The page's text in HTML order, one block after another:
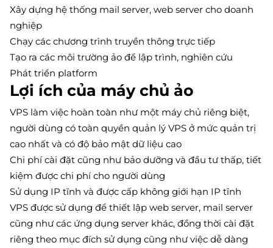
Xây dựng hệ thống mail server, web server cho doanh
nghiệp
Chạy các chương trình truyền thông trực tiếp
Tạo ra các môi trường ảo để lập trình, nghiên cứu
Phát triển platform
Lợi ích của máy chủ ảo
VPS làm việc hoàn toàn như một máy chủ riêng biệt,
người dùng có toàn quyền quản lý VPS ở mức quản trị
cao nhất và có độ bảo mật dữ liệu cao
Chi phí cài đặt cũng như bảo dưỡng và đầu tư thấp, tiết
kiệm được chi phí cho người dùng
Sử dụng IP tĩnh và được cấp không giới hạn IP tĩnh
VPS được sử dụng để thiết lập web server, mail server
cũng như các ứng dụng server khác, đồng thời cài đặt
riêng theo mục đích sử dụng cũng như việc dễ dàng